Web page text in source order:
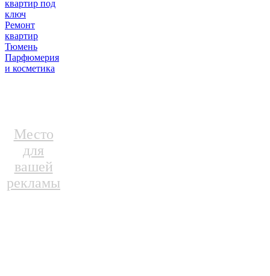
квартир под
ключ
Ремонт
квартир
Тюмень
Парфюмерия
и косметика
Место
для
вашей
рекламы